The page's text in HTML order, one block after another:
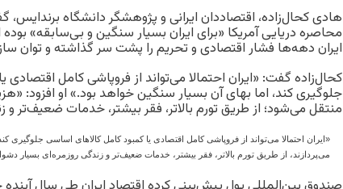
هادی کحال‌زاده، اقتصاددان ایرانی و پژوهشگر دانشگاه
محاصره دریایی آمریکا «برای ایران بسیار سنگین و بی‌سابقه»
ایران دهه‌ها فشار اقتصادی و تحریم را پشت سر گذاشته و توان
کحال‌زاده گفت: «ایران احتمالا می‌تواند از فروپاشی کامل
جلوگیری کند، اما بهای آن بسیار سنگین خواهد بود.» او افزود:
منتقل می‌شود؛ از طریق تورم بالاتر، فقر بیشتر، خدمات ضعیف‌تر و
«ایران احتمالا می‌تواند از فروپاشی کامل اقتصادی یا کمبود کامل کالاهای اساسی جلوگیری
می‌پردازند، از طریق تورم بالاتر، فقر بیشتر، خدمات ضعیف‌تر و زندگی روزمره‌ای بسیار